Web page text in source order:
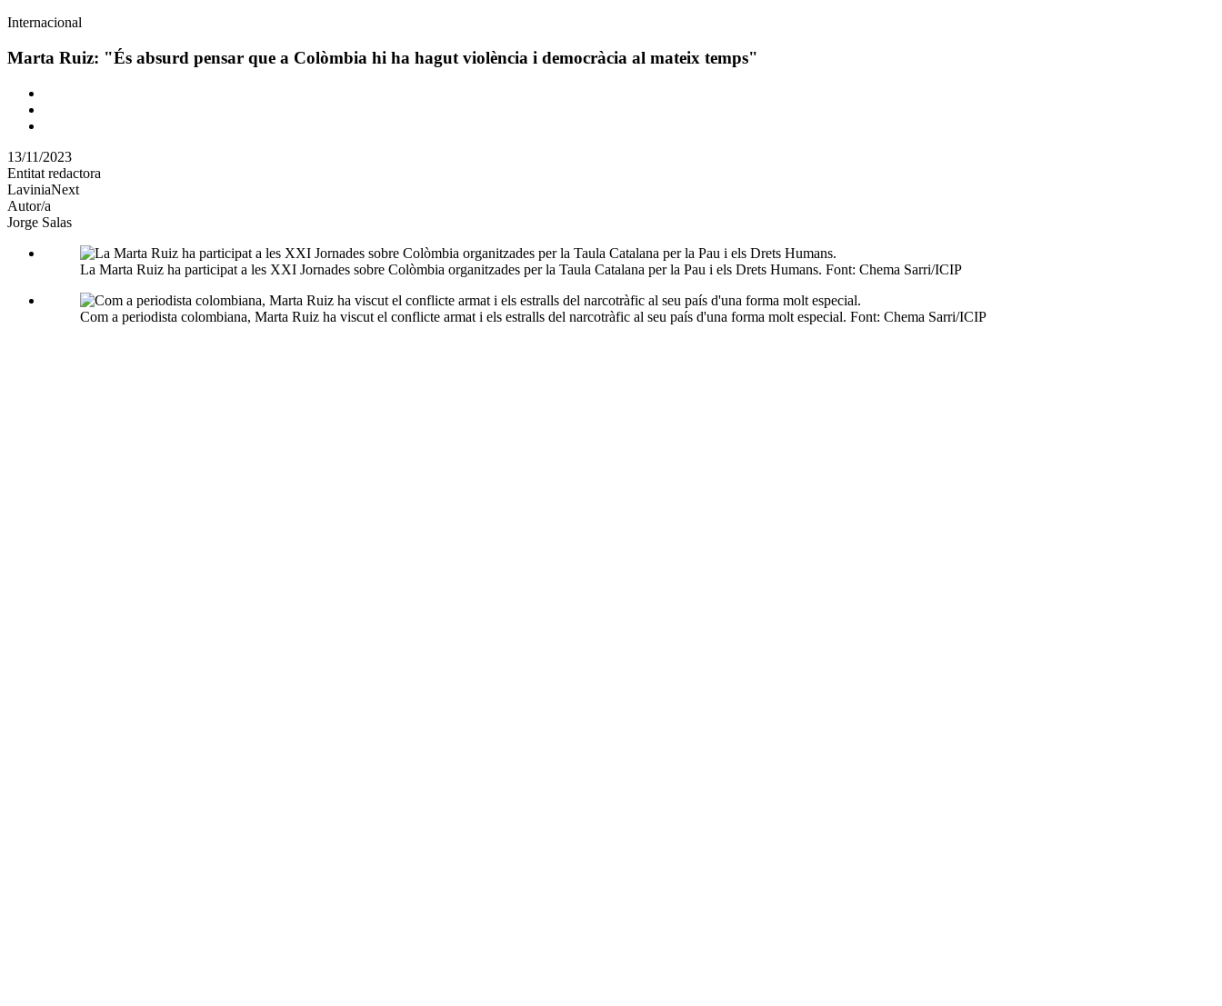
Àmbit
la
Internacional
Marta Ruiz: "És absurd pensar que a Colòmbia hi ha hagut violència i democràcia al mateix temps"
Comparteix
altres
xarxes
socials
13/11/2023
Entitat redactora
LaviniaNext
Autor/a
Jorge Salas
La Marta Ruiz ha participat a les XXI Jornades sobre Colòmbia organitzades per la Taula Catalana per la Pau i els Drets Humans. Font: Chema Sarri/ICIP
Com a periodista colombiana, Marta Ruiz ha viscut el conflicte armat i els estralls del narcotràfic al seu país d'una forma molt especial. Font: Chema Sarri/ICIP